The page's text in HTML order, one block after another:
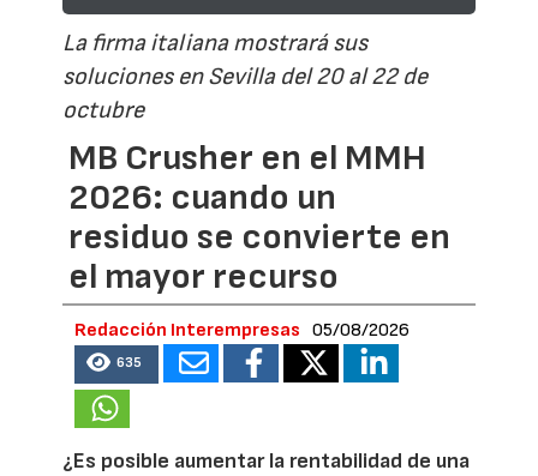
La firma italiana mostrará sus
soluciones en Sevilla del 20 al 22 de
octubre
MB Crusher en el MMH
2026: cuando un
residuo se convierte en
el mayor recurso
Redacción Interempresas 05/08/2026
635
¿Es posible aumentar la rentabilidad de una